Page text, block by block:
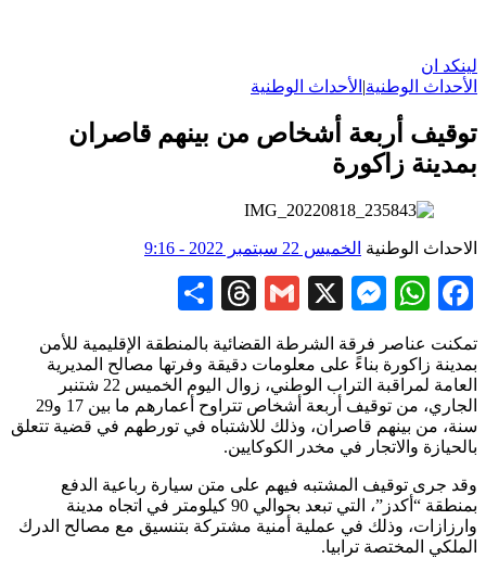
لينكد ان
الأحداث الوطنية| الأحداث الوطنية
توقيف أربعة أشخاص من بينهم قاصران
بمدينة زاكورة
الاحداث الوطنية الخميس 22 سبتمبر 2022 - 9:16
Facebook
WhatsApp
Messenger
X
Gmail
Threads
تمكنت عناصر فرقة الشرطة القضائية بالمنطقة الإقليمية للأمن
بمدينة زاكورة بناءً على معلومات دقيقة وفرتها مصالح المديرية
العامة لمراقبة التراب الوطني، زوال اليوم الخميس 22 شتنبر
الجاري، من توقيف أربعة أشخاص تتراوح أعمارهم ما بين 17 و29
سنة، من بينهم قاصران، وذلك للاشتباه في تورطهم في قضية تتعلق
بالحيازة والاتجار في مخدر الكوكايين.
وقد جرى توقيف المشتبه فيهم على متن سيارة رباعية الدفع
بمنطقة “أكدز”، التي تبعد بحوالي 90 كيلومتر في اتجاه مدينة
وارزازات، وذلك في عملية أمنية مشتركة بتنسيق مع مصالح الدرك
الملكي المختصة ترابيا.